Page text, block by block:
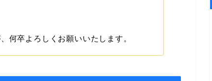
何卒よろしくお願いいたします。